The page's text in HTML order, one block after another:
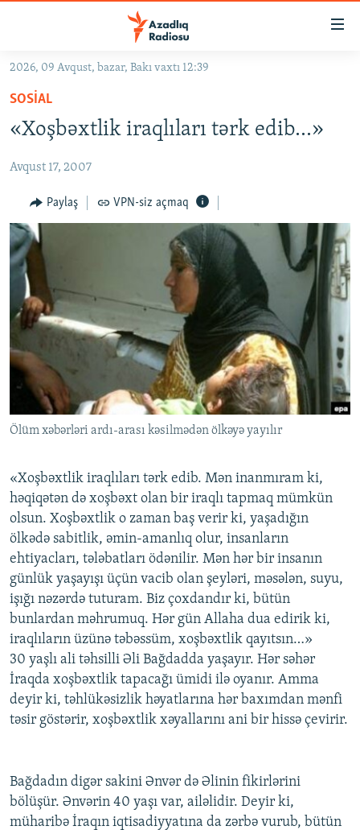
Əsas
qayıt
Əsas
naviqasiyaya
qayıt
GÜNDƏM
#İZAHLA
KORRUPSIOMETR
#ƏSLINDƏ
FƏRQƏ BAX
QANUNI DOĞRU
ARAŞDIRMA
MULTIMEDIA
VIDEO
FOTOQALEREYA
İNFOQRAFIKA
KARIKATURA
RADIO ARXIV
OXU ZALI
AZƏRBAYCAN ƏDƏBIYYATI KITABXANASI
İSLAM VƏ DEMOKRATIYA
İZ - MƏDƏNIYYƏT PROQRAMI
HAQQIMIZDA
MISSIYAMIZ
PEŞƏ ETIKASI VƏ JURNALISTIKA STANDARTLARIMIZ
MATERIALLARIMIZDAN ISTIFADƏ
BIZIMLƏ ƏLAQƏ
XƏBƏR BÜLLETENLƏRIMIZ
BIZI IZLƏ
2026, 09 Avqust, bazar, Bakı vaxtı 12:39
SOSIAL
«Xoşbəxtlik iraqlıları tərk edib…»
Avqust 17, 2007
Paylaş VPN-siz açmaq
Ölüm xəbərləri ardı-arası kəsilmədən ölkəyə yayılır
«Xoşbəxtlik iraqlıları tərk edib. Mən inanmıram ki,
həqiqətən də xoşbəxt olan bir iraqlı tapmaq mümkün
olsun. Xoşbəxtlik o zaman baş verir ki, yaşadığın
ölkədə sabitlik, əmin-amanlıq olur, insanların
ehtiyacları, tələbatları ödənilir. Mən hər bir insanın
günlük yaşayışı üçün vacib olan şeyləri, məsələn, suyu,
işığı nəzərdə tuturam. Biz çoxdandır ki, bütün
bunlardan məhrumuq. Hər gün Allaha dua edirik ki,
iraqlıların üzünə təbəssüm, xoşbəxtlik qayıtsın…»
30 yaşlı ali təhsilli Əli Bağdadda yaşayır. Hər səhər
İraqda xoşbəxtlik tapacağı ümidi ilə oyanır. Amma
deyir ki, təhlükəsizlik həyatlarına hər baxımdan mənfi
təsir göstərir, xoşbəxtlik xəyallarını ani bir hissə çevirir.
Bağdadın digər sakini Ənvər də Əlinin fikirlərini
bölüşür. Ənvərin 40 yaşı var, ailəlidir. Deyir ki,
müharibə İraqın iqtisadiyyatına da zərbə vurub, bütün